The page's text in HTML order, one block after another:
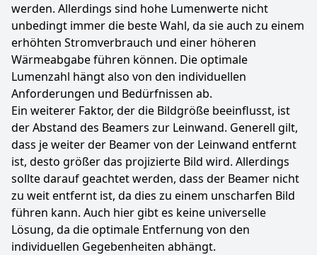
werden. Allerdings sind hohe Lumenwerte nicht
unbedingt immer die beste Wahl, da sie auch zu einem
erhöhten Stromverbrauch und einer höheren
Wärmeabgabe führen können. Die optimale
Lumenzahl hängt also von den individuellen
Anforderungen und Bedürfnissen ab.
Ein weiterer Faktor, der die Bildgröße beeinflusst, ist
der Abstand des Beamers zur Leinwand. Generell gilt,
dass je weiter der Beamer von der Leinwand entfernt
ist, desto größer das projizierte Bild wird. Allerdings
sollte darauf geachtet werden, dass der Beamer nicht
zu weit entfernt ist, da dies zu einem unscharfen Bild
führen kann. Auch hier gibt es keine universelle
Lösung, da die optimale Entfernung von den
individuellen Gegebenheiten abhängt.